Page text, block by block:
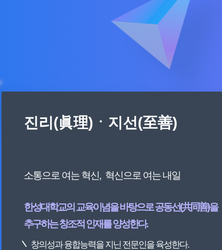
진리(眞理)ㆍ지선(至善)
소통으로 여는 혁신, 혁신으로 여는 내일
한성대학교의 교육이념을 바탕으로 공동선(共同善)을
추구하는 창조적 인재를 양성한다.
창의성과 융합능력을 지닌 전문인을 육성한다.